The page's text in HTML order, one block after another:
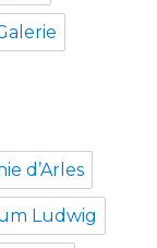
d’Arles
Ludwig